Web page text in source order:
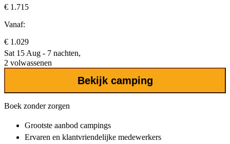
€ 1.715
Vanaf:
€ 1.029
Sat 15 Aug - 7 nachten,
2 volwassenen
Bekijk camping
Boek zonder zorgen
Grootste aanbod campings
Ervaren en klantvriendelijke medewerkers